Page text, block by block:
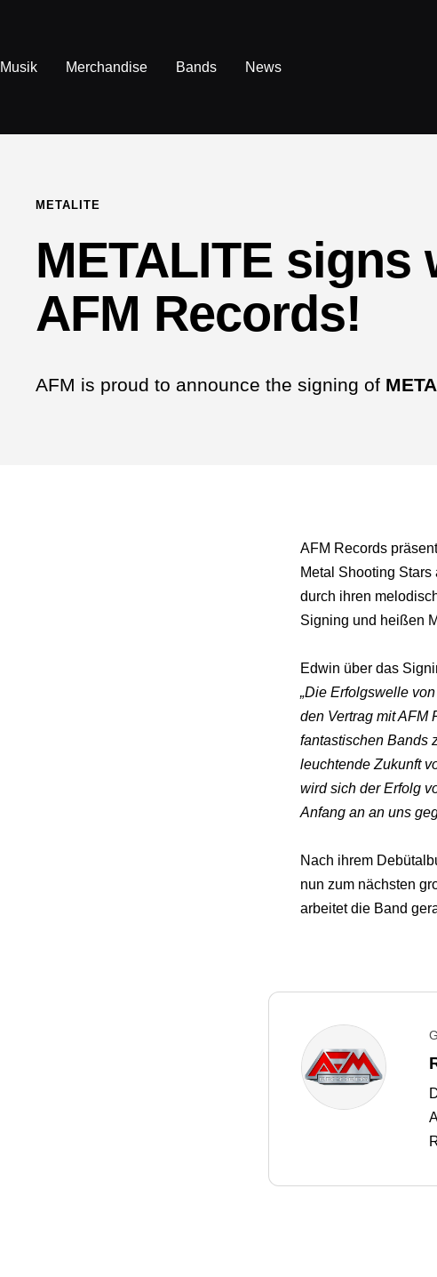
Inhalt
Musik Merchandise Bands News
METALITE
METALITE signs
AFM Records!
AFM is proud to announce the signing of
AFM Records
Metal Shooting
durch ihren
Signing und heißen
Edwin über das
„Die Erfolgswelle
den Vertrag mit AFM
fantastischen Bands
leuchtende Zukunft
wird sich der Erfolg
Anfang an an uns
Nach ihrem
nun zum nächsten
arbeitet die Band